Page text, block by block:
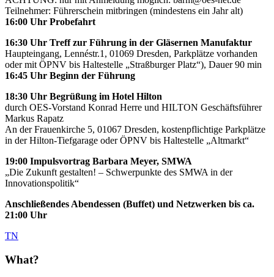
Teilnehmer: Führerschein mitbringen (mindestens ein Jahr alt)
16:00 Uhr Probefahrt
16:30 Uhr Treff zur Führung in der Gläsernen Manufaktur
Haupteingang, Lennéstr.1, 01069 Dresden, Parkplätze vorhanden
oder mit ÖPNV bis Haltestelle „Straßburger Platz“), Dauer 90 min
16:45 Uhr Beginn der Führung
18:30 Uhr Begrüßung im Hotel Hilton
durch OES-Vorstand Konrad Herre und HILTON Geschäftsführer
Markus Rapatz
An der Frauenkirche 5, 01067 Dresden, kostenpflichtige Parkplätze
in der Hilton-Tiefgarage oder ÖPNV bis Haltestelle „Altmarkt“
19:00 Impulsvortrag Barbara Meyer, SMWA
„Die Zukunft gestalten! – Schwerpunkte des SMWA in der
Innovationspolitik“
AnschließendesAbendessen (Buffet) und Netzwerken bis ca.
21:00 Uhr
TN
What?